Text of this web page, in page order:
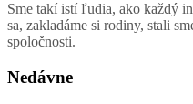
Sme takí istí ľudia, ako každý
sa, zakladáme si rodiny, stali
spoločnosti.
Nedávne